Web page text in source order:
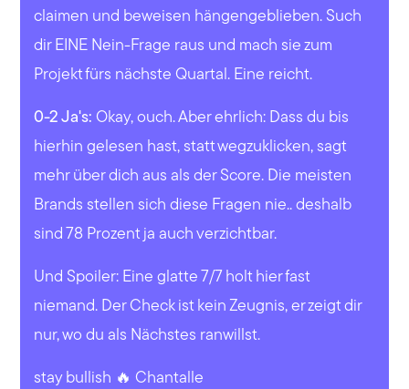
claimen und beweisen hängengeblieben. Such
dir EINE Nein-Frage raus und mach sie zum
Projekt fürs nächste Quartal. Eine reicht.
0-2 Ja's: Okay, ouch. Aber ehrlich: Dass du bis
hierhin gelesen hast, statt wegzuklicken, sagt
mehr über dich aus als der Score. Die meisten
Brands stellen sich diese Fragen nie.. deshalb
sind 78 Prozent ja auch verzichtbar.
Und Spoiler: Eine glatte 7/7 holt hier fast
niemand. Der Check ist kein Zeugnis, er zeigt dir
nur, wo du als Nächstes ranwillst.
stay bullish 🔥 Chantalle